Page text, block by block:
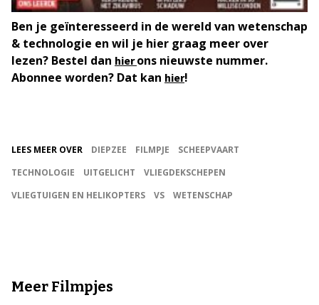
Ben je geïnteresseerd in de wereld van wetenschap
& technologie en wil je hier graag meer over
lezen? Bestel dan hierons nieuwste nummer.
Abonnee worden? Dat kan hier!
LEES MEER OVER DIEPZEE FILMPJE
SCHEEPVAART
TECHNOLOGIE
UITGELICHT
VLIEGDEKSCHEPEN
VLIEGTUIGEN EN HELIKOPTERS
VS WETENSCHAP
Meer Filmpjes